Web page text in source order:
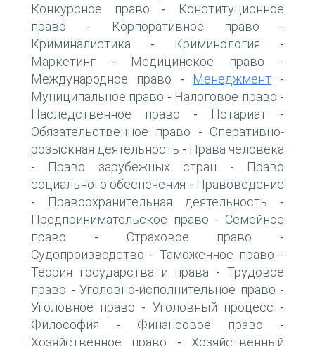
Конкурсное право -
Конституционное
право - Корпоративное право -
Криминалистика - Криминология -
Маркетинг - Медицинское право -
Международное право - Менеджмент -
Муниципальное право - Налоговое право -
Наследственное право - Нотариат -
Обязательственное право - Оперативно-
розыскная деятельность - Права человека
- Право зарубежных стран -
Право
социального обеспечения - Правоведение
- Правоохранительная деятельность -
Предпринимательское право - Семейное
право - Страховое право -
Судопроизводство - Таможенное право -
Теория государства и права -Трудовое
право - Уголовно-исполнительное право -
Уголовное право - Уголовный процесс -
Философия - Финансовое право -
Хозяйственное право - Хозяйственный